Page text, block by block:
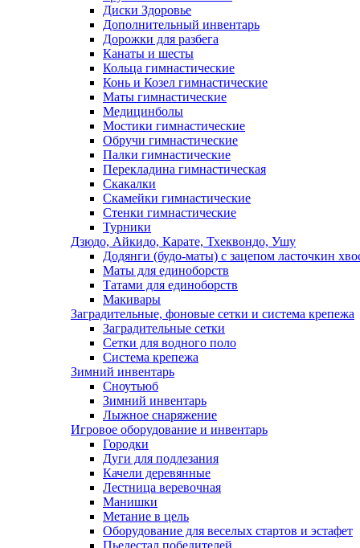
Диски Здоровье
Дополнительный инвентарь
Дорожки для разбега
Канаты и шесты
Кольца гимнастические
Конь и Козел гимнастические
Маты гимнастические
Медицинболы
Мостики гимнастические
Обручи гимнастические
Палки гимнастические
Перекладина гимнастическая
Скакалки
Скамейки гимнастические
Стенки гимнастические
Турники
Дзюдо, Айкидо, Карате, Тхеквондо, Ушу
Додянги (будо-маты) с зацепом ласточкин
Маты для единоборств
Татами для единоборств
Макивары
Заградительные, фоновые сетки и система крепежа
Заградительные сетки
Сетки для водного поло
Система крепежа
Зимний инвентарь
Сноутьюб
Зимний инвентарь
Лыжное снаряжение
Игровое оборудование и инвентарь
Городки
Дуги для подлезания
Качели деревянные
Лестница веревочная
Манишки
Метание в цель
Оборудование для веселых стартов и эстафет
Пьедестал победителей